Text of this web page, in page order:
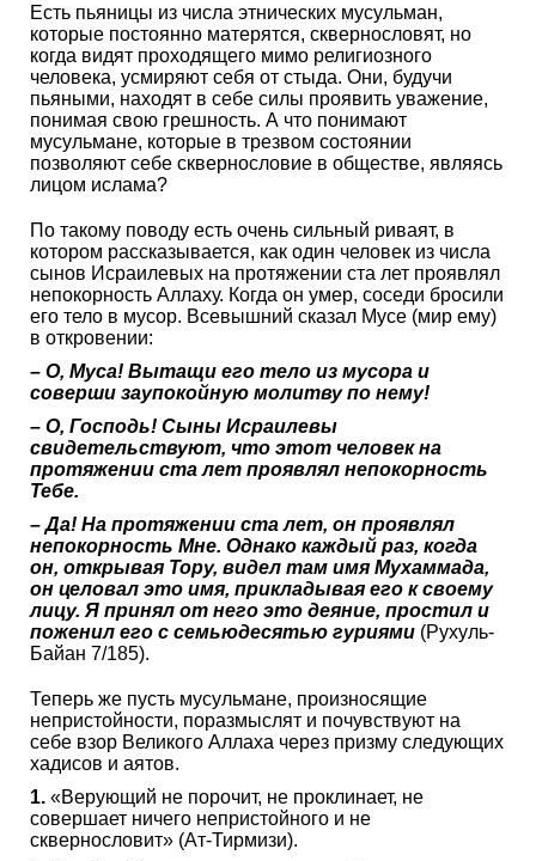
Есть пьяницы из числа этнических мусульман,
которые постоянно матерятся, сквернословят, но
когда видят проходящего мимо религиозного
человека, усмиряют себя от стыда. Они, будучи
пьяными, находят в себе силы проявить уважение,
понимая свою грешность. А что понимают
мусульмане, которые в трезвом состоянии
позволяют себе сквернословие в обществе, являясь
лицом ислама?
По такому поводу есть очень сильный риваят, в
котором рассказывается, как один человек из числа
сынов Исраилевых на протяжении ста лет проявлял
непокорность Аллаху. Когда он умер, соседи бросили
его тело в мусор. Всевышний сказал Мусе (мир ему)
в откровении:
– О, Муса! Вытащи его тело из мусора и
соверши заупокойную молитву по нему!
– О, Господь! Сыны Исраилевы
свидетельствуют, что этот человек на
протяжении ста лет проявлял непокорность
Тебе.
– Да! На протяжении ста лет, он проявлял
непокорность Мне. Однако каждый раз, когда
он, открывая Тору, видел там имя Мухаммада,
он целовал это имя, прикладывая его к своему
лицу. Я принял от него это деяние, простил и
поженил его с семьюдесятью гуриями (Рухуль-
Байан 7/185).
Теперь же пусть мусульмане, произносящие
непристойности, поразмыслят и почувствуют на
себе взор Великого Аллаха через призму следующих
хадисов и аятов.
1. «Верующий не порочит, не проклинает, не
совершает ничего непристойного и не
сквернословит» (Ат-Тирмизи).